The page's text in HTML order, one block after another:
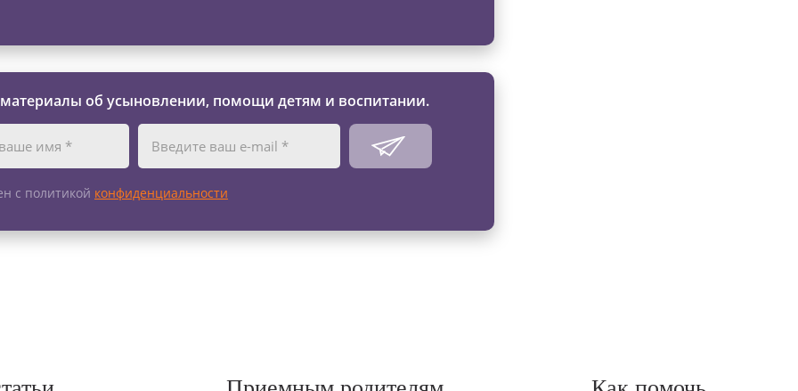
об усыновлении, помощи детям и воспитании.
с политикой конфиденциальности